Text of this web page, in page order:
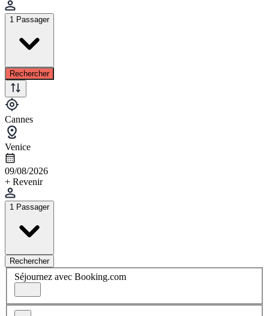
1 Passager
Rechercher
Cannes
Venice
09/08/2026
+ Revenir
1 Passager
Rechercher
Séjournez avec Booking.com